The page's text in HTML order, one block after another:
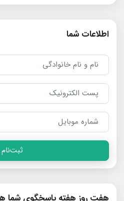
اطلاعات شما
ثبت‌نام
هفت روز هفته پاسخگوی شما